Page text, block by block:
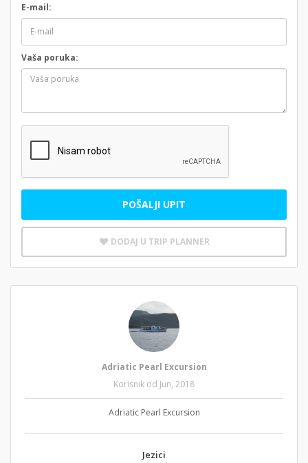
E-mail:
Vaša poruka:
POŠALJI UPIT
DODAJ U TRIP PLANNER
Adriatic Pearl Excursion
Korisnik od Jun, 2018
Adriatic Pearl Excursion
Jezici